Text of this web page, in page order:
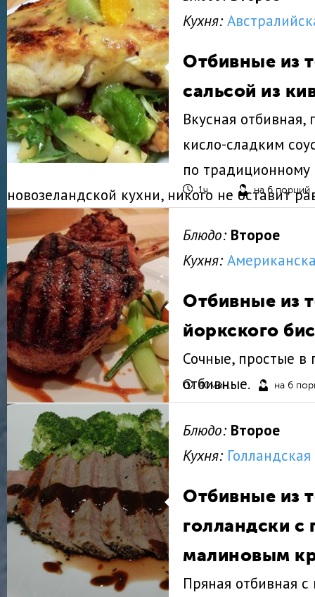
Кухня:
Отбивные из
сальсой из
Вкусная
кисло-сладким
по традиционному
новозеландской кухни, никого не оставит
1ч. на 6 порций
Блюдо: Второе
Кухня:
Отбивные из
йоркского
Сочные, простые в
отбивные.
40мин. на 6
Блюдо: Второе
Кухня:
Отбивные из
голландски с
малиновым
Пряная отбивная